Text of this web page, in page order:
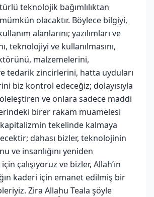
teknolojik bağımlılıktan
olacaktır. Böylece bilgiyi,
alanlarını; yazılımları ve
teknolojiyi ve kullanılmasını,
malzemelerini,
tedarik zincirlerini, hatta uyduları
biz kontrol edeceğiz; dolayısıyla
ve onlara sadece maddi
birer rakam muamelesi
tekelinde kalmaya
dahası bizler, teknolojinin
ve insanlığını yeniden
çalışıyoruz ve bizler, Allah’ın
kaderi için emanet edilmiş bir
Zira Allahu Teala şöyle